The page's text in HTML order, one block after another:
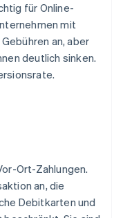
für Online-
mit
an, aber
deutlich sinken.
Ort-Zahlungen.
an, die
Debitkarten und